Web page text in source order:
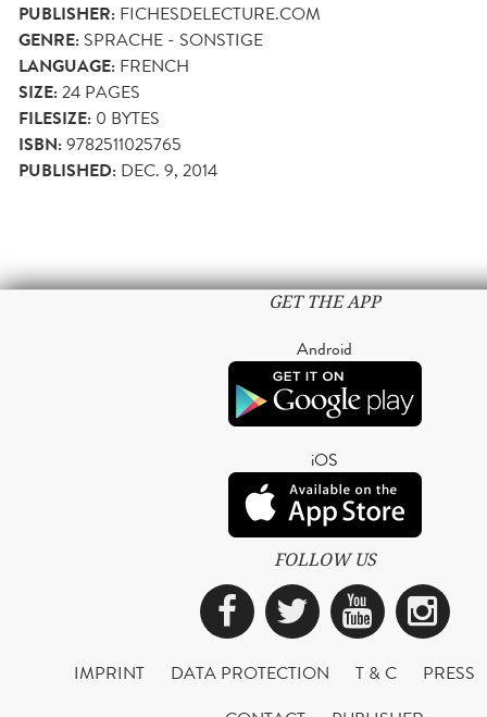
PUBLISHER: FICHESDELECTURE.COM
GENRE: SPRACHE - SONSTIGE
LANGUAGE: FRENCH
SIZE:24 PAGES
FILESIZE: 0 BYTES
ISBN:9782511025765
PUBLISHED: DEC. 9, 2014
GET THE APP
Android
iOS
FOLLOW US
Facebook
Twitter
IMPRINT DATA PROTECTION T & C
PRESS